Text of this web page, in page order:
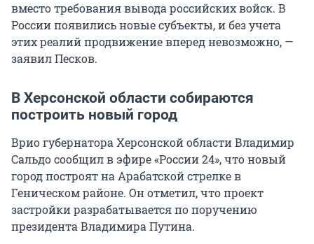
вместо требования вывода российских войск. В
России появились новые субъекты, и без учета
этих реалий продвижение вперед невозможно, —
заявил Песков.
В Херсонской области собираются
построить новый город
Врио губернатора Херсонской области Владимир
Сальдо сообщил в эфире «России 24», что новый
город построят на Арабатской стрелке в
Геническом районе. Он отметил, что проект
застройки разрабатывается по поручению
президента Владимира Путина.